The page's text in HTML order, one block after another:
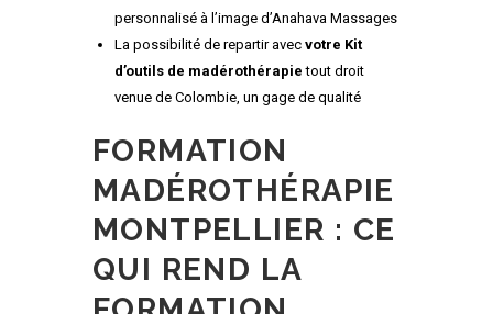
personnalisé à l’image d’Anahava Massages
La possibilité de repartir avec votre Kit
d’outils de madérothérapie tout droit
venue de Colombie, un gage de qualité
FORMATION
MADÉROTHÉRAPIE
MONTPELLIER : CE
QUI REND LA